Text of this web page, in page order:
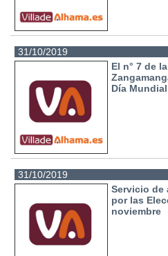
31/10/2019
El n° 7 de
Día
31/10/2019
Servicio de
por las
noviembre